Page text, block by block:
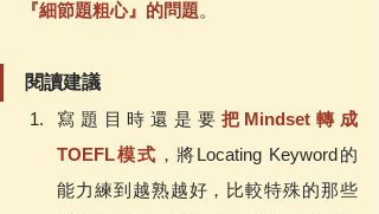
『細節題粗心』的問題。
閱讀建議
寫題目時還是要 把Mindset轉成
TOEFL模式 ，將Locating Keyword的
能力練到越熟越好，比較特殊的那些